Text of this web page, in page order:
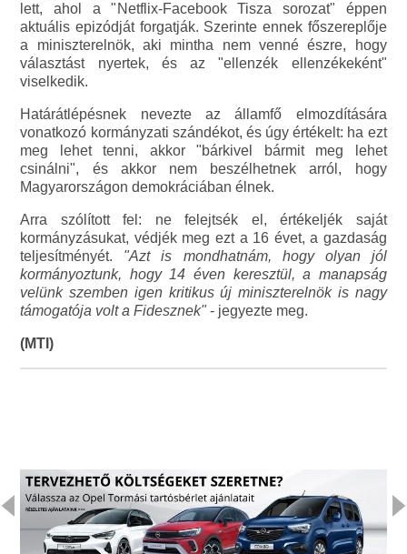
lett, ahol a "Netflix-Facebook Tisza sorozat" éppen
aktuális epizódját forgatják. Szerinte ennek főszereplője
a miniszterelnök, aki mintha nem venné észre, hogy
választást nyertek, és az "ellenzék ellenzékeként"
viselkedik.
Határátlépésnek nevezte az államfő elmozdítására
vonatkozó kormányzati szándékot, és úgy értékelt: ha ezt
meg lehet tenni, akkor "bárkivel bármit meg lehet
csinálni", és akkor nem beszélhetnek arról, hogy
Magyarországon demokráciában élnek.
Arra szólított fel: ne felejtsék el, értékeljék saját
kormányzásukat, védjék meg ezt a 16 évet, a gazdaság
teljesítményét. "Azt is mondhatnám, hogy olyan jól
kormányoztunk, hogy 14 éven keresztül, a manapság
velünk szemben igen kritikus új miniszterelnök is nagy
támogatója volt a Fidesznek"- jegyezte meg.
(MTI)